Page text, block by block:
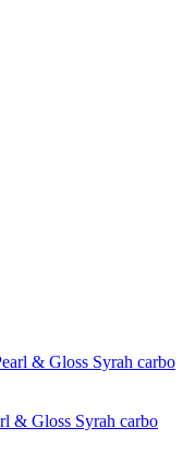
& Gloss Syrah carbo